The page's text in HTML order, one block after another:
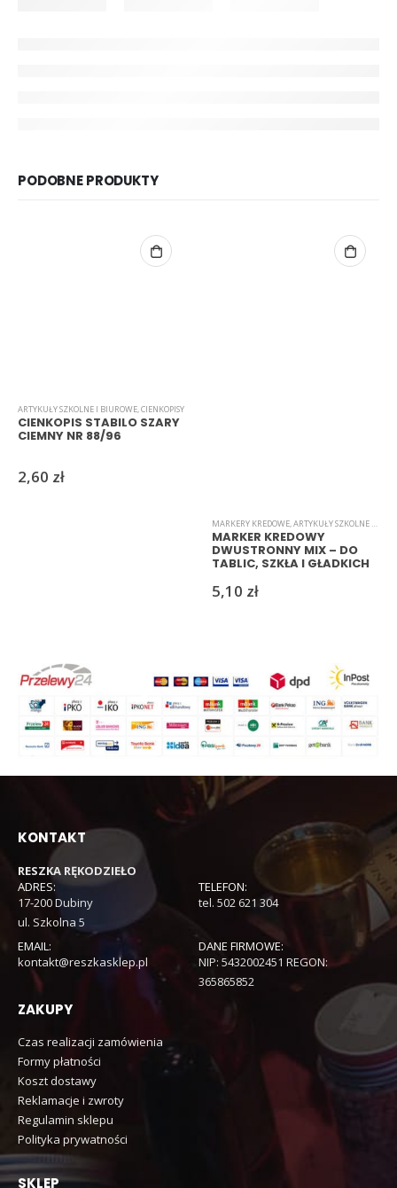
PODOBNE PRODUKTY
ARTYKUŁY SZKOLNE I BIUROWE,CIENKOPISY
CIENKOPIS STABILO SZARY
CIEMNY NR 88/96
2,60 zł
MARKERY KREDOWE,ARTYKUŁY SZKOLNE I BIUROWE
MARKER KREDOWY
DWUSTRONNY MIX – DO
TABLIC, SZKŁA I GŁADKICH
5,10 zł
KONTAKT
RESZKA RĘKODZIEŁO
ADRES:
17-200 Dubiny
ul. Szkolna 5
TELEFON:
tel. 502 621 304
EMAIL:
kontakt@reszkasklep.pl
DANE FIRMOWE:
NIP: 5432002451 REGON:
365865852
ZAKUPY
Czas realizacji zamówienia
Formy płatności
Koszt dostawy
Reklamacje i zwroty
Regulamin sklepu
Polityka prywatności
SKLEP